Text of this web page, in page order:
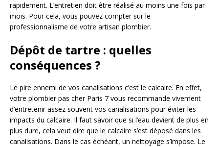
rapidement. L’entretien doit être réalisé au moins une fois par
mois. Pour cela, vous pouvez compter sur le
professionnalisme de votre artisan plombier.
Dépôt de tartre : quelles
conséquences ?
Le pire ennemi de vos canalisations c’est le calcaire. En effet,
votre plombier pas cher Paris 7 vous recommande vivement
d’entretenir assez souvent vos canalisations pour éviter les
impacts du calcaire. Il faut savoir que si l’eau devient de plus en
plus dure, cela veut dire que le calcaire s’est déposé dans les
canalisations. Dans le cas échéant, un nettoyage s’impose. Le